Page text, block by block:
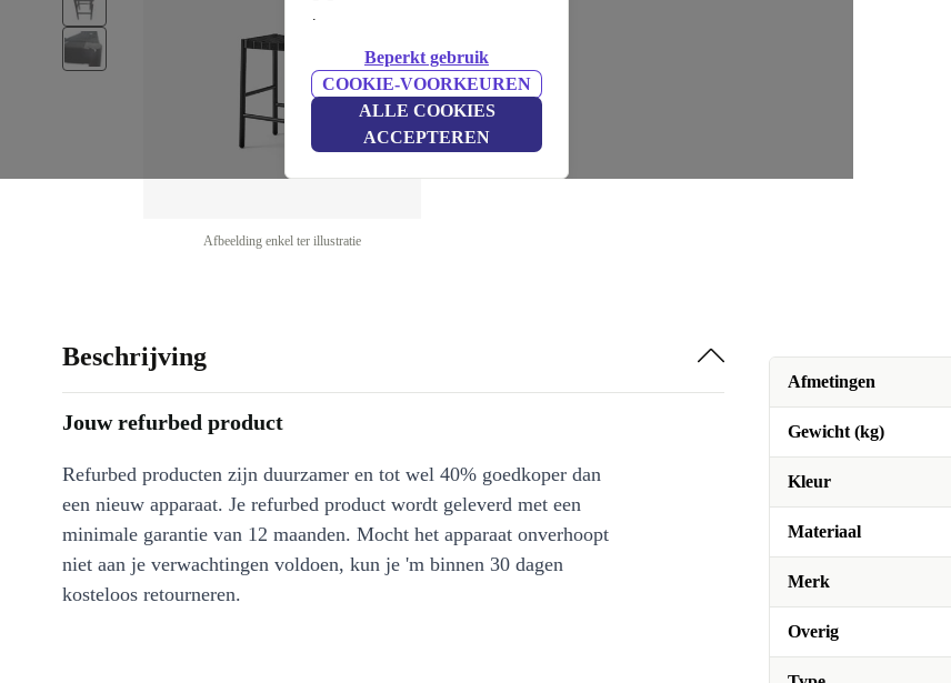
.
Beperkt gebruik
COOKIE-VOORKEUREN
ALLE COOKIES
ACCEPTEREN
Afbeelding enkel ter illustratie
Afmetingen
Gewicht (kg)
Kleur
Materiaal
Merk
Overig
Beschrijving
Jouw refurbed product
Refurbed producten zijn duurzamer en tot wel 40% goedkoper dan
een nieuw apparaat. Je refurbed product wordt geleverd met een
minimale garantie van 12 maanden. Mocht het apparaat onverhoopt
niet aan je verwachtingen voldoen, kun je 'm binnen 30 dagen
kosteloos retourneren.